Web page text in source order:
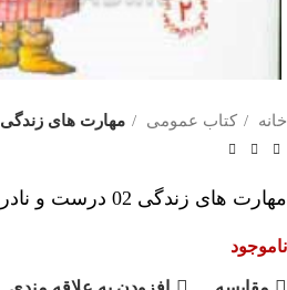
خانه کتاب عمومی مهارت های زندگی 02 درست و نادرست
مهارت های زندگی 02 درست و نادرست
ناموجود